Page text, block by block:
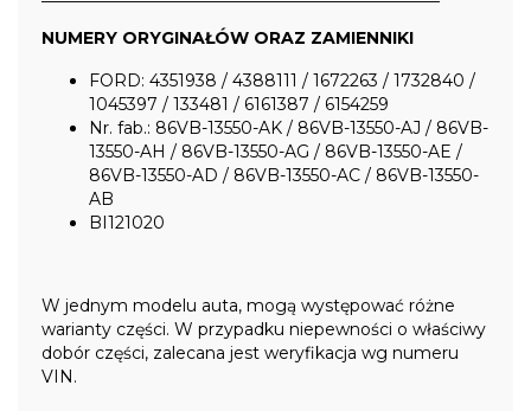
NUMERY ORYGINAŁÓW ORAZ ZAMIENNIKI
FORD: 4351938 / 4388111 / 1672263 / 1732840 /
1045397 / 133481 / 6161387 / 6154259
Nr. fab.: 86VB-13550-AK / 86VB-13550-AJ / 86VB-
13550-AH / 86VB-13550-AG / 86VB-13550-AE /
86VB-13550-AD / 86VB-13550-AC / 86VB-13550-
AB
BI121020
W jednym modelu auta, mogą występować różne
warianty części. W przypadku niepewności o właściwy
dobór części, zalecana jest weryfikacja wg numeru
VIN.